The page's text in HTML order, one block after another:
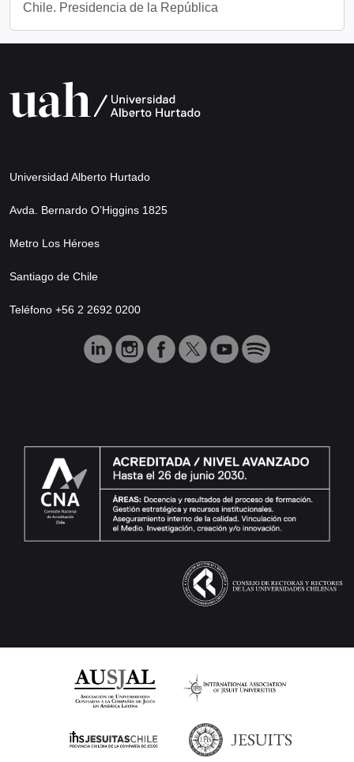
Chile. Presidencia de la República
Universidad Alberto Hurtado
Avda. Bernardo O’Higgins 1825
Metro Los Héroes
Santiago de Chile
Teléfono +56 2 2692 0200